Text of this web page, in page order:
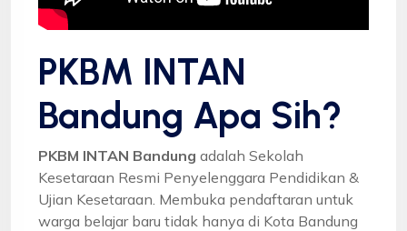
PKBM INTAN
Bandung Apa Sih?
PKBM INTAN Bandung adalah Sekolah
Kesetaraan Resmi Penyelenggara Pendidikan &
Ujian Kesetaraan. Membuka pendaftaran untuk
warga belajar baru tidak hanya di Kota Bandung